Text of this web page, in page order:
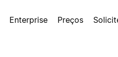
Enterprise Preços